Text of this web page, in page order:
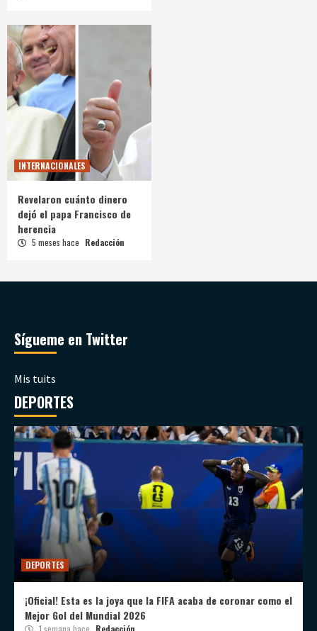
INTERNACIONALES
Revelaron cuánto dinero
dejó el papa Francisco de
herencia
5 meses hace Redacción
Sígueme en Twitter
Mis tuits
DEPORTES
DEPORTES
¡Oficial! Esta es la joya que la FIFA acaba de coronar como el
Mejor Gol del Mundial 2026